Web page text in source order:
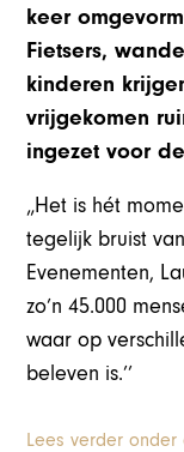
keer
Fietsers,
kinderen
vrijgekomen
ingezet voor
„Het is hét
tegelijk bruist
Evenementen,
zo’n 45.000
waar op
beleven is.’’
Lees verder